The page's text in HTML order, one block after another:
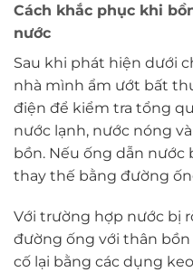
Cách khắc phục khi
nước
Sau khi phát hiện dưới
nhà mình ẩm ướt bất
điện để kiểm tra tổng
nước lạnh, nước nóng
bồn. Nếu ống dẫn nước
thay thế bằng đường
Với trường hợp nước bị
đường ống với thân bồn
cố lại bằng các dụng